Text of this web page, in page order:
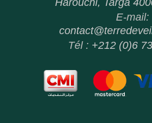
Harouchi, Targa
E-mail:
Tél : +212 (0)6